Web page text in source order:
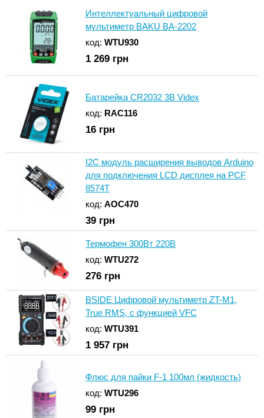
Интеллектуальный цифровой
мультиметр BAKU BA-2202
код: WTU930
1 269 грн
Батарейка CR2032 3В Videx
код: RAC116
16 грн
I2C модуль расширения выводов Arduino
для подключения LCD дисплея на PCF
8574T
код: AOC470
39 грн
Термофен 300Вт 220В
код: WTU272
276 грн
BSIDE Цифровой мультиметр ZT-M1,
True RMS, c функцией VFC
код: WTU391
1 957 грн
Флюс для пайки F-1 100мл (жидкость)
код: WTU296
99 грн